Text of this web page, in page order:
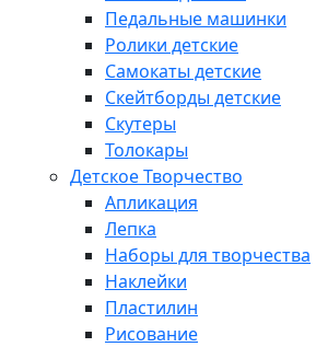
Педальные машинки
Ролики детские
Самокаты детские
Скейтборды детские
Скутеры
Толокары
Детское Творчество
Апликация
Лепка
Наборы для творчества
Наклейки
Пластилин
Рисование